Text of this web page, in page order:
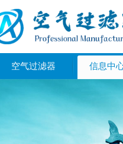
空气过滤器 信息中